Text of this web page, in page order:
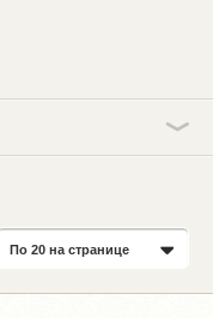
По 20 на странице